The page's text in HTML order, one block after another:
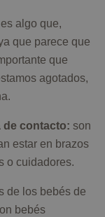
es algo que,
que parece que
que
agotados,
de contacto: son
estar en brazos
o cuidadores.
de los bebés de
bebés